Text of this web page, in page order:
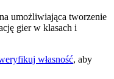
umożliwiająca tworzenie
gier w klasach i
własność, aby